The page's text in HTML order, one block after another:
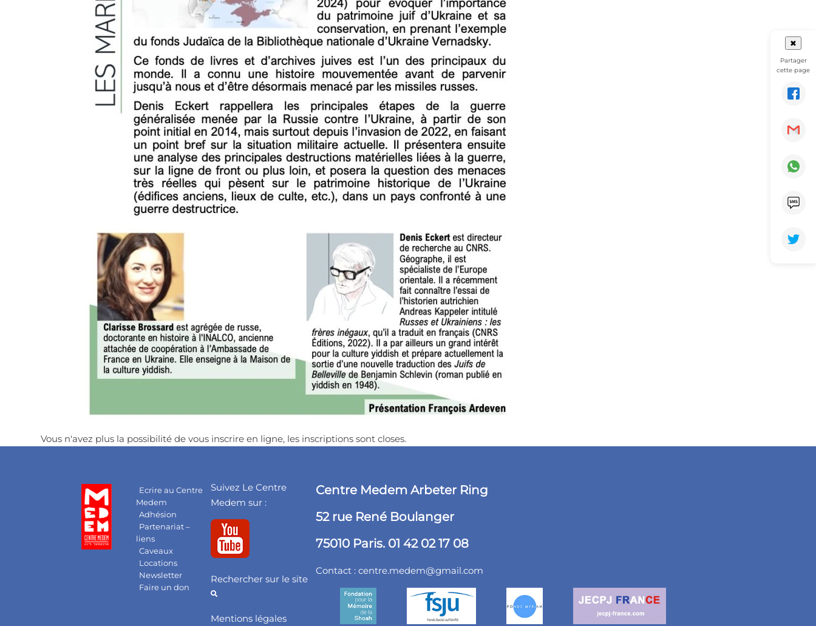
Vous n'avez plus la possibilité de vous inscrire en ligne, les inscriptions sont closes.
Ecrire au Centre
Medem
Adhésion
Partenariat –
liens
Caveaux
Locations
Newsletter
Faire un don
Suivez Le Centre
Medem sur :
Rechercher sur le site
Mentions légales
Centre Medem Arbeter Ring
52 rue René Boulanger
75010 Paris. 01 42 02 17 08
Contact :centre.medem@gmail.com
✖
Partager
cette page